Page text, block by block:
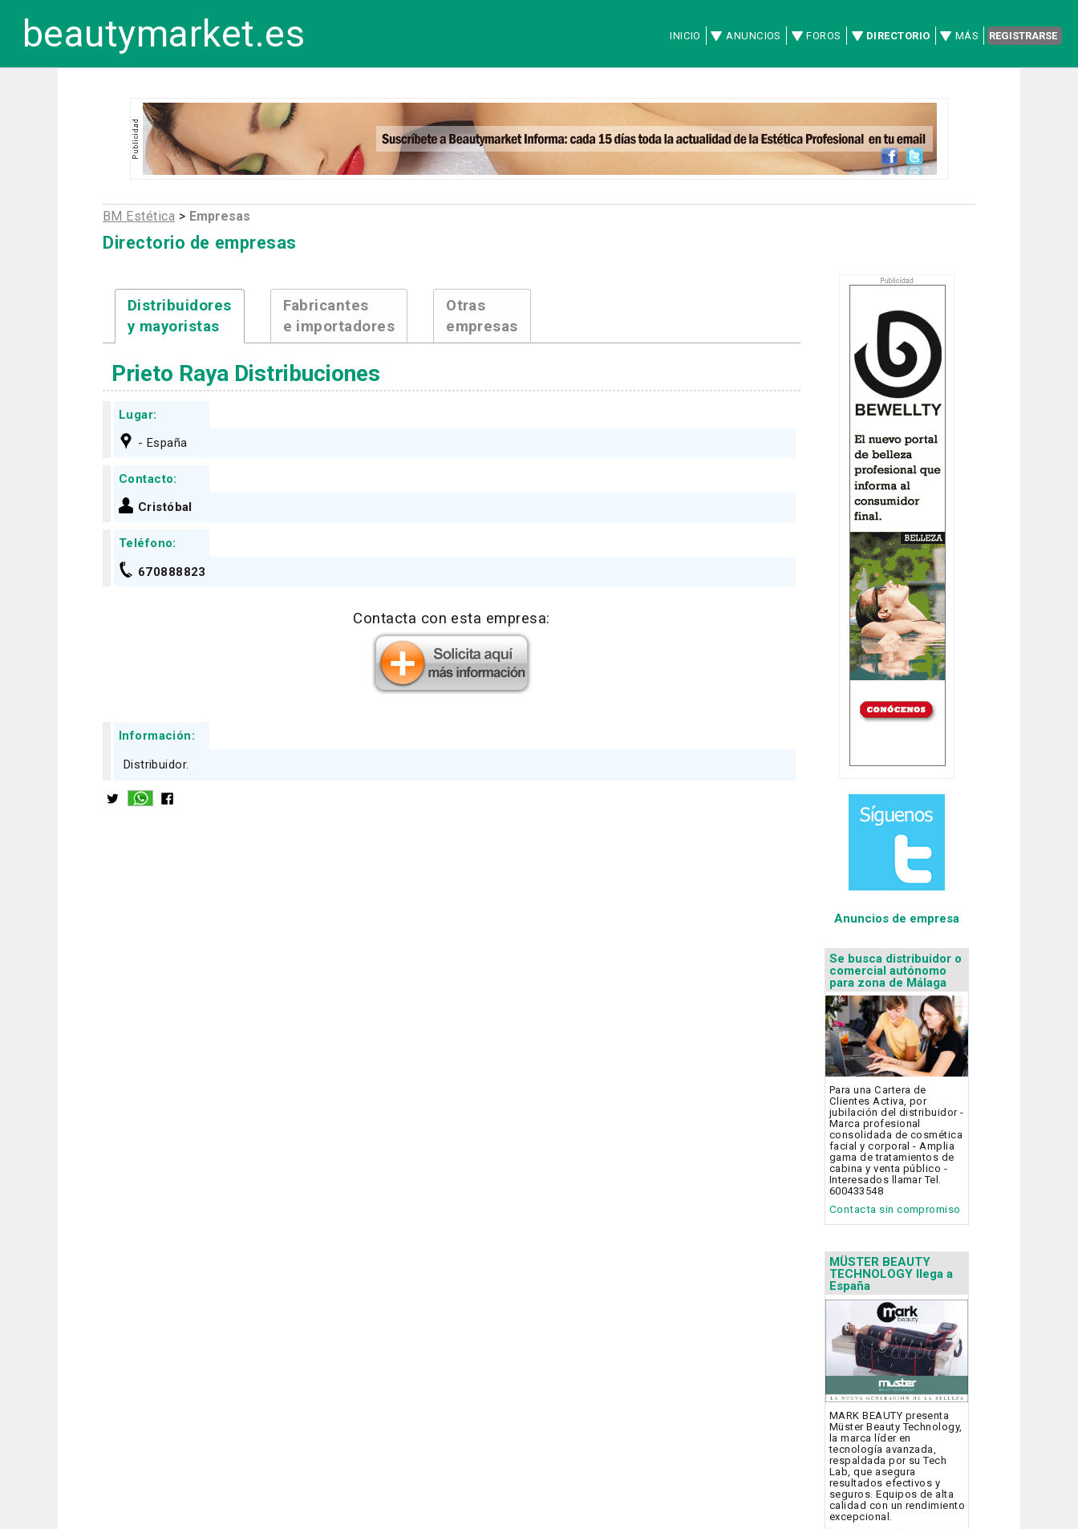
beautymarket.es INICIO ANUNCIOS FOROS DIRECTORIO MÁS REGISTRARSE
BM Estética > Empresas
Directorio de empresas
Distribuidores
y mayoristas
Fabricantes
e importadores
Otras
empresas
Prieto Raya Distribuciones
Lugar:
- España
Contacto:
Cristóbal
Teléfono:
670888823
Contacta con esta empresa:
Información:
Distribuidor.
Anuncios de empresa
Se busca distribuidor o
comercial autónomo
para zona de Málaga
Para una Cartera de
Clientes Activa, por
jubilación del distribuidor -
Marca profesional
consolidada de cosmética
facial y corporal - Amplia
gama de tratamientos de
cabina y venta público -
Interesados llamar Tel.
600433548
Contacta sin compromiso
MÜSTER BEAUTY
TECHNOLOGY llega a
España
MARK BEAUTY presenta
Müster Beauty Technology,
la marca líder en
tecnología avanzada,
respaldada por su Tech
Lab, que asegura
resultados efectivos y
seguros. Equipos de alta
calidad con un rendimiento
excepcional.